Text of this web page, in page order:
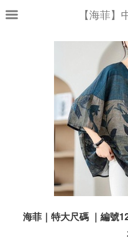
【海菲
海菲｜特大尺碼 ｜編號